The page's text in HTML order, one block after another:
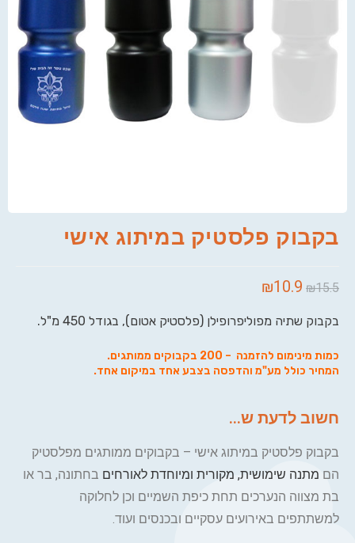
בקבוק פלסטיק במיתוג אישי
₪15.5
₪10.9
בקבוק שתיה מפוליפרופילן (פלסטיק אטום), בגודל 450 מ"ל.
כמות מינימום להזמנה – 200 בקבוקים ממותגים.
המחיר כולל מע"מ והדפסה בצבע אחד במיקום אחד.
חשוב לדעת ש...
בקבוק פלסטיק במיתוג אישי – בקבוקים ממותגים מפלסטיק
הם מתנה שימושית, מקורית ומיוחדת לאורחים בחתונה, בר או
בת מצווה הנערכים תחת כיפת השמיים וכן לחלוקה
למשתתפים באירועים עסקיים ובכנסים ועוד.